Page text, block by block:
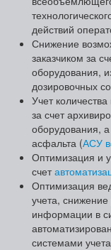
действий
Снижение
заказчиком за
оборудования,
дозировочных
Учет
за счет
оборудования, а
асфальта (АСУ
Оптимизация и
счет
Оптимизация
учета,
информации в
системами